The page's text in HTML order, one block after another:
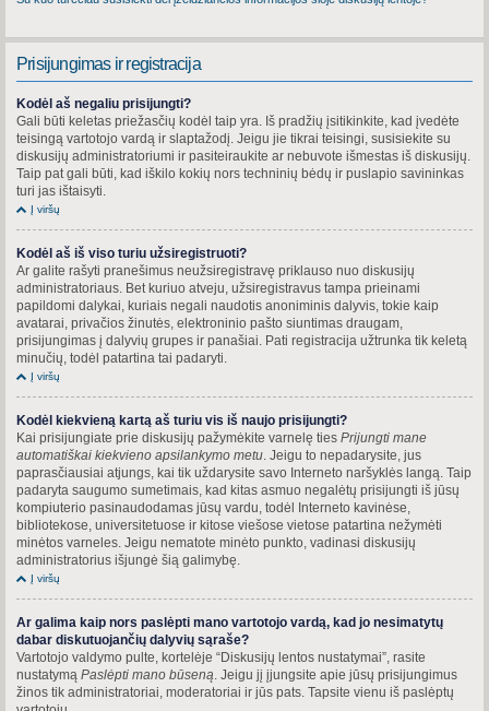
Prisijungimas ir registracija
Kodėl aš negaliu prisijungti?
Gali būti keletas priežasčių kodėl taip yra. Iš pradžių įsitikinkite, kad įvedėte
teisingą vartotojo vardą ir slaptažodį. Jeigu jie tikrai teisingi, susisiekite su
diskusijų administratoriumi ir pasiteiraukite ar nebuvote išmestas iš diskusijų.
Taip pat gali būti, kad iškilo kokių nors techninių bėdų ir puslapio savininkas
turi jas ištaisyti.
Į viršų
Kodėl aš iš viso turiu užsiregistruoti?
Ar galite rašyti pranešimus neužsiregistravę priklauso nuo diskusijų
administratoriaus. Bet kuriuo atveju, užsiregistravus tampa prieinami
papildomi dalykai, kuriais negali naudotis anoniminis dalyvis, tokie kaip
avatarai, privačios žinutės, elektroninio pašto siuntimas draugam,
prisijungimas į dalyvių grupes ir panašiai. Pati registracija užtrunka tik keletą
minučių, todėl patartina tai padaryti.
Į viršų
Kodėl kiekvieną kartą aš turiu vis iš naujo prisijungti?
Kai prisijungiate prie diskusijų pažymėkite varnelę ties Prijungti mane
automatiškai kiekvieno apsilankymo metu . Jeigu to nepadarysite, jus
paprasčiausiai atjungs, kai tik uždarysite savo Interneto naršyklės langą. Taip
padaryta saugumo sumetimais, kad kitas asmuo negalėtų prisijungti iš jūsų
kompiuterio pasinaudodamas jūsų vardu, todėl Interneto kavinėse,
bibliotekose, universitetuose ir kitose viešose vietose patartina nežymėti
minėtos varneles. Jeigu nematote minėto punkto, vadinasi diskusijų
administratorius išjungė šią galimybę.
Į viršų
Ar galima kaip nors paslėpti mano vartotojo vardą, kad jo nesimatytų
dabar diskutuojančių dalyvių sąraše?
Vartotojo valdymo pulte, kortelėje “Diskusijų lentos nustatymai”, rasite
nustatymą Paslėpti mano būseną . Jeigu jį įjungsite apie jūsų prisijungimus
žinos tik administratoriai, moderatoriai ir jūs pats. Tapsite vienu iš paslėptų